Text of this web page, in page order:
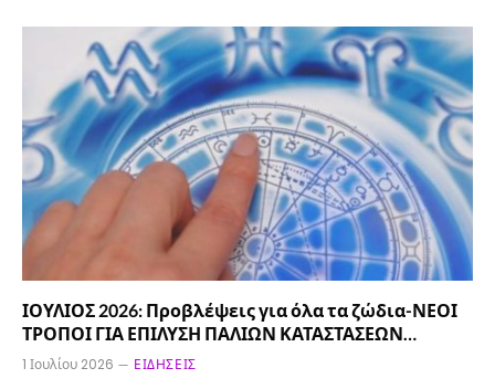
ΙΟΥΛΙΟΣ 2026: Προβλέψεις για όλα τα ζώδια-ΝΕΟΙ
ΤΡΟΠΟΙ ΓΙΑ ΕΠΙΛΥΣΗ ΠΑΛΙΩΝ ΚΑΤΑΣΤΑΣΕΩΝ…
1 Ιουλίου 2026 ΕΙΔΉΣΕΙΣ